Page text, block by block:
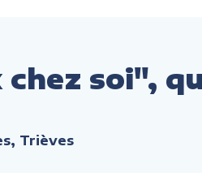
soi",
Trièves